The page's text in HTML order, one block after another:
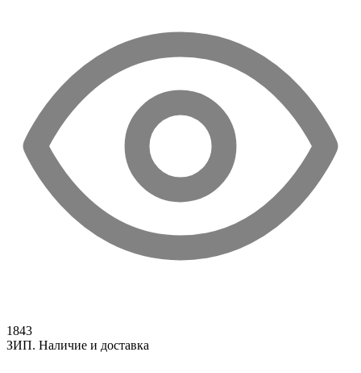
1843
ЗИП. Наличие и доставка